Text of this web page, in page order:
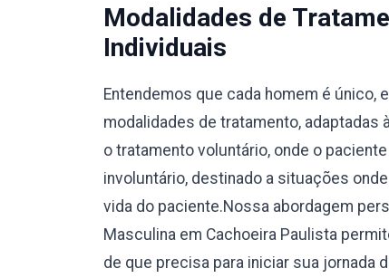
Modalidades de
Individuais
Entendemos que cada homem é
modalidades de tratamento,
o tratamento voluntário, onde o
involuntário, destinado a situações
vida do paciente.Nossa abordagem
Masculina em Cachoeira Paulista
de que precisa para iniciar sua jornada